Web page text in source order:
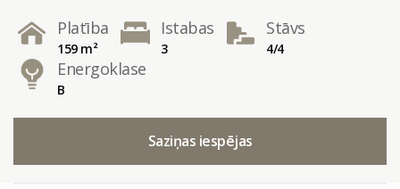
Platība
159 m²
Istabas
3
Stāvs
4/4
Energoklase
B
Saziņas iespējas